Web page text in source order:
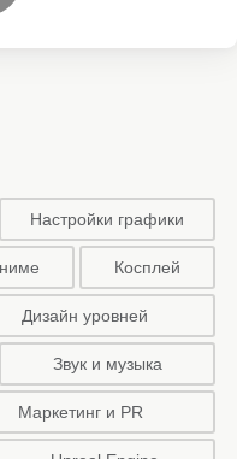
Настройки графики
Косплей
Дизайн уровней
Звук и музыка
Маркетинг и PR